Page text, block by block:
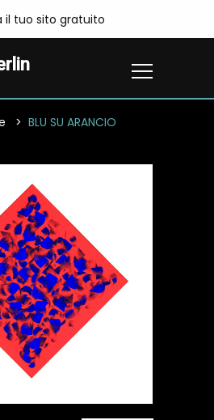
il tuo sito gratuito
BLU SU ARANCIO